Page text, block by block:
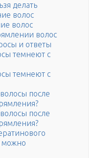
делать
волос
волос
волос
и ответы
темнеют с
темнеют с
после
после
можно